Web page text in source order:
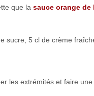
que la sauce orange de
sucre, 5 cl de crème
les extrémités et faire